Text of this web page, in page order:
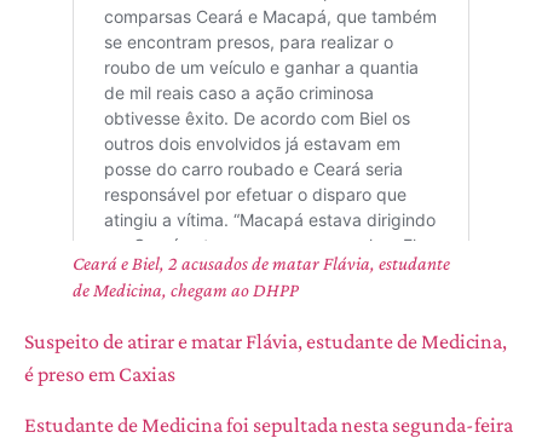
Ceará e Biel, 2 acusados de matar Flávia, estudante
de Medicina, chegam ao DHPP
Suspeito de atirar e matar Flávia, estudante de Medicina,
é preso em Caxias
Estudante de Medicina foi sepultada nesta segunda-feira